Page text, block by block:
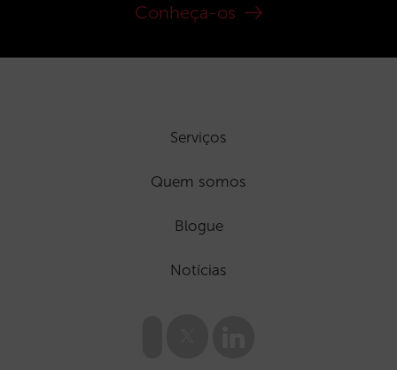
Conheça-os
Serviços
Quem somos
Blogue
Notícias